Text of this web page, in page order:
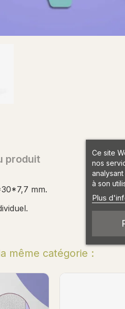
produit
mm.
même catégorie :
Ce site
nos
à son
Plus